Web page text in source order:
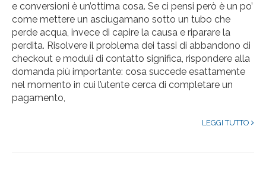
e conversioni è un’ottima cosa. Se ci pensi però è un po’
come mettere un asciugamano sotto un tubo che
perde acqua, invece di capire la causa e riparare la
perdita. Risolvere il problema dei tassi di abbandono di
checkout e moduli di contatto significa, rispondere alla
domanda più importante: cosa succede esattamente
nel momento in cui l’utente cerca di completare un
pagamento,
LEGGI TUTTO